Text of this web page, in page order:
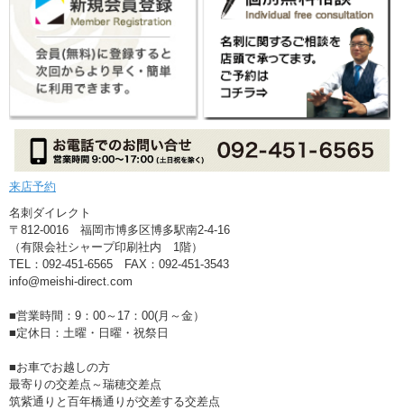
来店予約
名刺ダイレクト
〒812-0016 福岡市博多区博多駅南2-4-16
（有限会社シャープ印刷社内 1階）
TEL：092-451-6565 FAX：092-451-3543
info@meishi-direct.com
■営業時間：9：00～17：00(月～金）
■定休日：土曜・日曜・祝祭日
■お車でお越しの方
最寄りの交差点～瑞穂交差点
筑紫通りと百年橋通りが交差する交差点